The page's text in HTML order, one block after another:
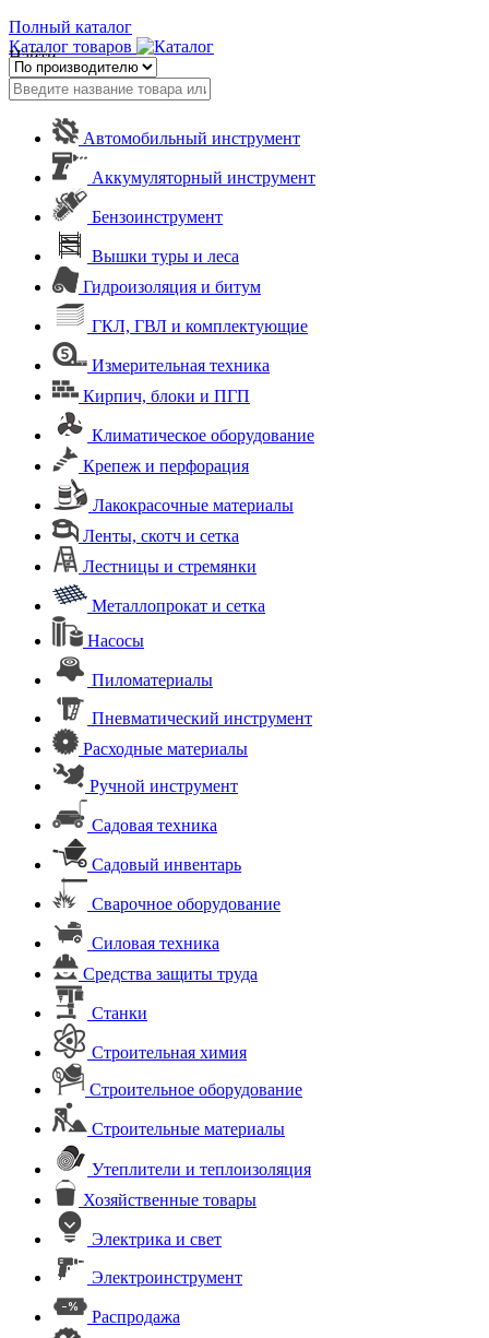
Полный каталог
Каталог товаров
Найти
Автомобильный инструмент
Аккумуляторный инструмент
Бензоинструмент
Вышки туры и леса
Гидроизоляция и битум
ГКЛ, ГВЛ и комплектующие
Измерительная техника
Кирпич, блоки и ПГП
Климатическое оборудование
Крепеж и перфорация
Лакокрасочные материалы
Ленты, скотч и сетка
Лестницы и стремянки
Металлопрокат и сетка
Насосы
Пиломатериалы
Пневматический инструмент
Расходные материалы
Ручной инструмент
Садовая техника
Садовый инвентарь
Сварочное оборудование
Силовая техника
Средства защиты труда
Станки
Строительная химия
Строительное оборудование
Строительные материалы
Утеплители и теплоизоляция
Хозяйственные товары
Электрика и свет
Электроинструмент
Распродажа